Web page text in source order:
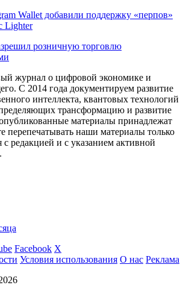
Wallet добавили поддержку «перпов»
Lighter
розничную торговлю
журнал о цифровой экономике и
С 2014 года документируем развитие
интеллекта, квантовых технологий
трансформацию и развитие
материалы принадлежат
наши материалы только
с редакцией и с указанием активной
Facebook X
Условия использования О нас Реклама